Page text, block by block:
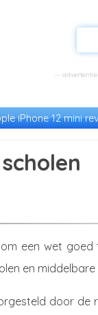
iPhone 12 mini
een wet
en
door de